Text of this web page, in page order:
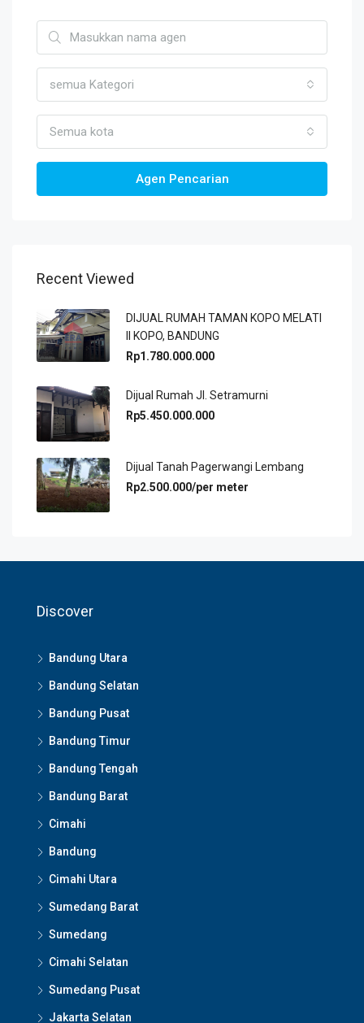
semua Kategori
Semua kota
Agen Pencarian
Recent Viewed
DIJUAL RUMAH TAMAN KOPO MELATI
II KOPO, BANDUNG
Rp1.780.000.000
Dijual Rumah Jl. Setramurni
Rp5.450.000.000
Dijual Tanah Pagerwangi Lembang
Rp2.500.000/per meter
Discover
Bandung Utara
Bandung Selatan
Bandung Pusat
Bandung Timur
Bandung Tengah
Bandung Barat
Cimahi
Bandung
Cimahi Utara
Sumedang Barat
Sumedang
Cimahi Selatan
Sumedang Pusat
Jakarta Selatan